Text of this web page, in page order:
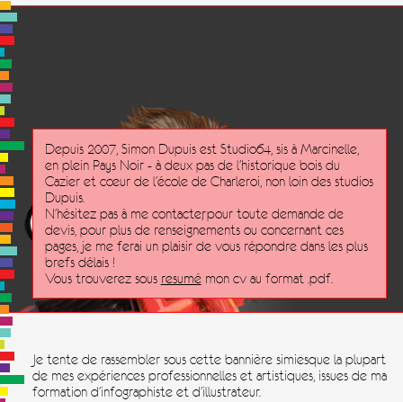
Depuis 2007, Simon Dupuis est Studio64, sis à Marcinelle,
en plein Pays Noir - à deux pas de l'historique bois du
Cazier et cœur de l'école de Charleroi, non loin des studios
Dupuis.
N'hésitez pas à me contacter, pour toute demande de
devis, pour plus de renseignements ou concernant ces
pages, je me ferai un plaisir de vous répondre dans les plus
brefs délais !
Vous trouverez sous resumémon cv au format .pdf.
Je tente de rassembler sous cette bannière simiesque la plupart
de mes expériences professionnelles et artistiques, issues de ma
formation d'infographiste et d'illustrateur.